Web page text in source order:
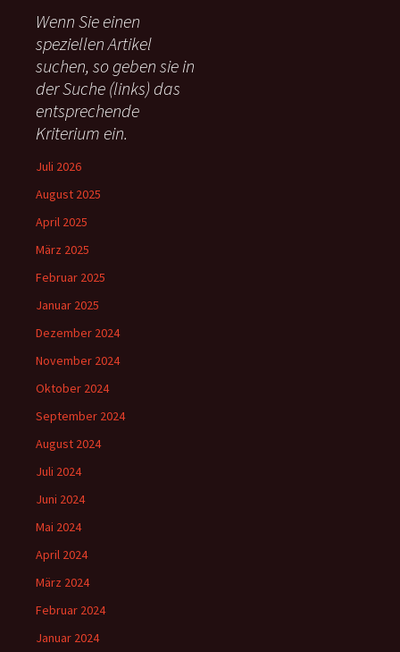
n
n
a
c
:
Wenn Sie einen
speziellen Artikel
suchen, so geben sie in
der Suche (links) das
entsprechende
Kriterium ein.
Juli 2026
August 2025
April 2025
März 2025
Februar 2025
Januar 2025
Dezember 2024
November 2024
Oktober 2024
September 2024
August 2024
Juli 2024
Juni 2024
Mai 2024
April 2024
März 2024
Februar 2024
Januar 2024